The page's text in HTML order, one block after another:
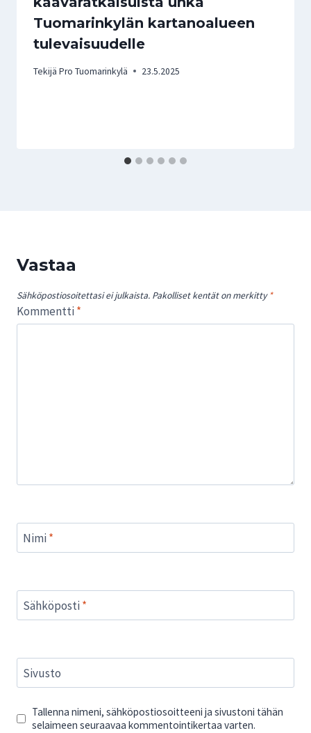
Tuomarinkylän kartanoalueen
tulevaisuudelle
Tekijä Pro Tuomarinkylä 23.5.2025
Vastaa
Sähköpostiosoitettasi ei julkaista. Pakolliset kentät on merkitty *
Kommentti *
Nimi *
Sähköposti *
Sivusto
Tallenna nimeni, sähköpostiosoitteeni ja sivustoni tähän
selaimeen seuraavaa kommentointikertaa varten.